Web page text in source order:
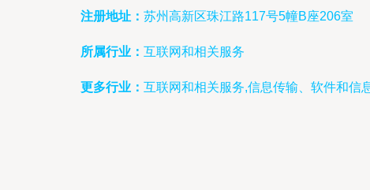
注册地址： 苏州高新区珠江路117号5幢B座206室
所属行业： 互联网和相关服务
更多行业： 互联网和相关服务,信息传输、软件和信